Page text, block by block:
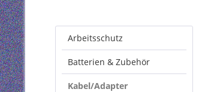
Arbeitsschutz
Batterien & Zubehör
Kabel/Adapter